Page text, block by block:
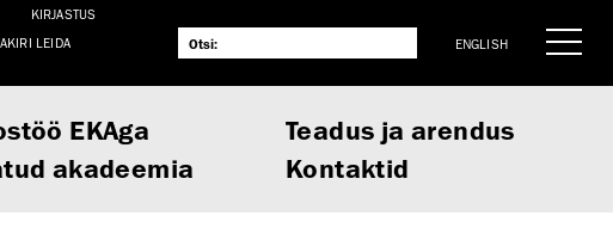
KIRJASTUS
LEIDA
ENGLISH
EKAga
Teadus ja arendus
akadeemia Kontaktid